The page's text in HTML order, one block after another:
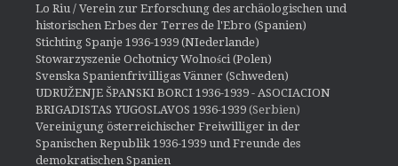
Lo Riu / Verein zur Erforschung des archäologischen und
historischen Erbes der Terres de l'Ebro (Spanien)
Stichting Spanje 1936-1939 (NIederlande)
Stowarzyszenie Ochotnicy Wolności (Polen)
Svenska Spanienfrivilligas Vänner (Schweden)
UDRUŽENJE ŠPANSKI BORCI 1936-1939 - ASOCIACION
BRIGADISTAS YUGOSLAVOS 1936-1939 (Serbien)
Vereinigung österreichischer Freiwilliger in der
Spanischen Republik 1936-1939 und Freunde des
demokratischen Spanien